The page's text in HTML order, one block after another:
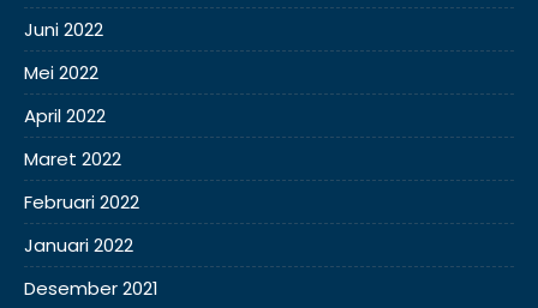
Juni 2022
Mei 2022
April 2022
Maret 2022
Februari 2022
Januari 2022
Desember 2021